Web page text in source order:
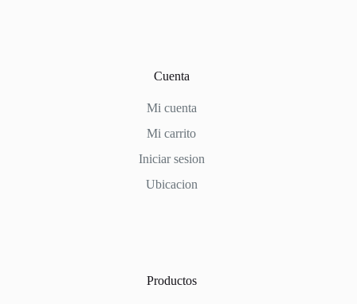
Cuenta
Mi cuenta
Mi carrito
Iniciar sesion
Ubicacion
Productos